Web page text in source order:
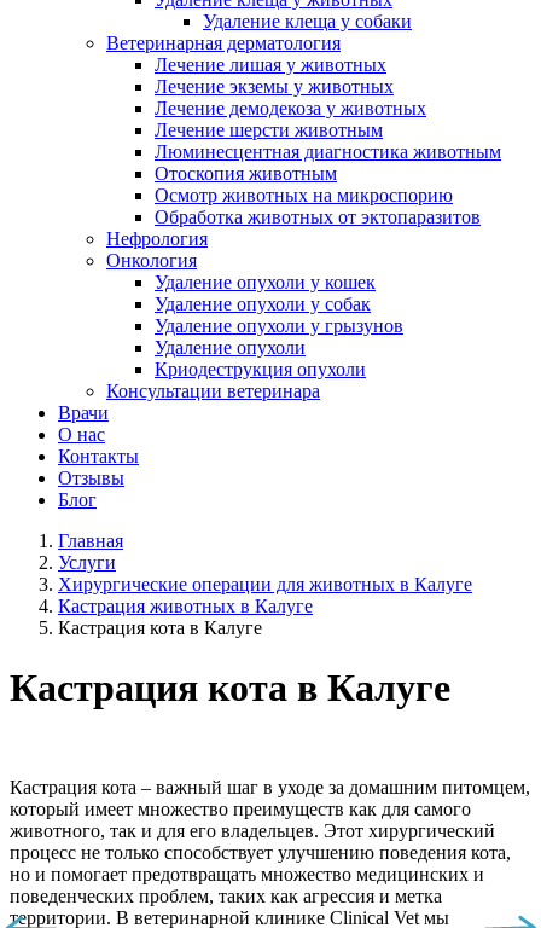
Удаление клеща у собаки
Ветеринарная дерматология
Лечение лишая у животных
Лечение экземы у животных
Лечение демодекоза у животных
Лечение шерсти животным
Люминесцентная диагностика животным
Отоскопия животным
Осмотр животных на микроспорию
Обработка животных от эктопаразитов
Нефрология
Онкология
Удаление опухоли у кошек
Удаление опухоли у собак
Удаление опухоли у грызунов
Удаление опухоли
Криодеструкция опухоли
Консультации ветеринара
Врачи
О нас
Контакты
Отзывы
Блог
Главная
Услуги
Хирургические операции для животных в Калуге
Кастрация животных в Калуге
Кастрация кота в Калуге
Кастрация кота в Калуге
Кастрация кота – важный шаг в уходе за домашним питомцем,
который имеет множество преимуществ как для самого
животного, так и для его владельцев. Этот хирургический
процесс не только способствует улучшению поведения кота,
но и помогает предотвращать множество медицинских и
поведенческих проблем, таких как агрессия и метка
территории. В ветеринарной клинике Clinical Vet мы